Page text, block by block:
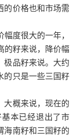
的价格也和市场需
度很大的一年，
的籽来说，降价幅
极品籽来说。大约
的只是一些三国籽
大概来说，现在的
本已经退出了市
海南籽和三国籽的